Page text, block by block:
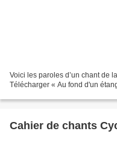
Voici les paroles d’un chant de
Télécharger « Au fond d'un
Cahier de chants